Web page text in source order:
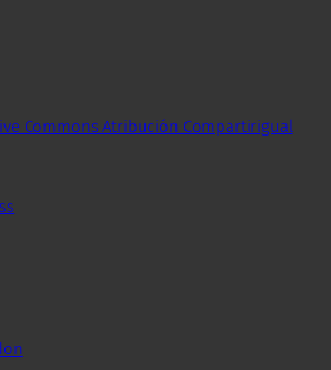
Commons Atribución Compartirigual